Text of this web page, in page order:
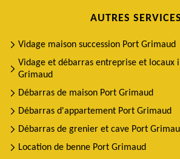
AUTRES SERVICES
Vidage maison succession Port Grimaud
Vidage et débarras entreprise et locaux
Grimaud
Débarras de maison Port Grimaud
Débarras d'appartement Port Grimaud
Débarras de grenier et cave Port
Location de benne Port Grimaud